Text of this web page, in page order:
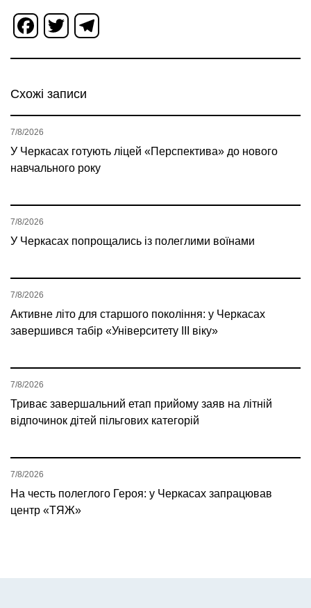
Facebook
Twitter
Схожі записи
У Черкасах готують ліцей «Перспектива» до нового
навчального року
7/8/2026
У Черкасах попрощались із полеглими воїнами
7/8/2026
Активне літо для старшого покоління: у Черкасах
завершився табір «Університету ІІІ віку»
7/8/2026
Триває завершальний етап прийому заяв на літній
відпочинок дітей пільгових категорій
7/8/2026
На честь полеглого Героя: у Черкасах запрацював
центр «ТЯЖ»
7/8/2026